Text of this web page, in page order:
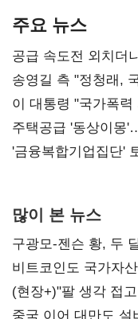
주요 뉴스
공급 속도전 외치더
리모델링' 제안
송영길 측 "정청래,
총선 지휘 못해"
이 대통령 "국가폭
진실 밝혀야"
주택공급 '동상이몽
'금융복합기업집단'
많이 본 뉴스
구광모-젠슨 황, 두
비트코인도 국가자
숙제
(현장+)"팔 생각 접
20억 키맞추기
중국 이어 대만도 설